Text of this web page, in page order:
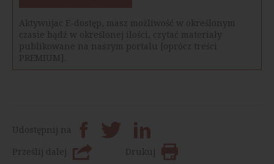
Aktywujac E-dostęp, masz możliwość w określonym
czasie bądź w określonej ilości, czytać materiały
publikowane na naszym portalu [oprócz treści
PREMIUM].
Udostępnij na
Prześlij dalej
Drukuj